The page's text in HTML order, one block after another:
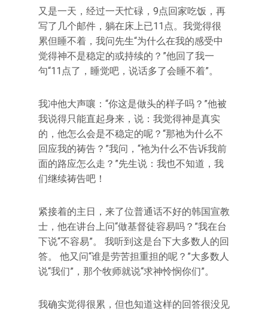
又是一天，经过一天忙碌，9点回家吃饭，再
写了几个邮件，躺在床上已11点。我觉得很
累但睡不着，我问先生“为什么在我的感受中
觉得神不是稳定的或持续的？”他回了我一
句“11点了，睡觉吧，说话多了会睡不着”。
我冲他大声嚷：“你这是做头的样子吗？”他被
我说得只能直起身来，说：我觉得神是真实
的，他怎么会是不稳定的呢？“那祂为什么不
回应我的祷告？”我问，“祂为什么不告诉我前
面的路应怎么走？”先生说：我也不知道，我
们继续祷告吧！
紧接着的主日，来了位普通话不好的韩国宣教
士，他在讲台上问“做基督徒容易吗？”我在台
下说“不容易”。 我听到这是台下大多数人的回
答。 他又问“谁是劳苦担重担的呢？”大多数人
说“我们”，那个牧师就说“求神怜悯你们”。
我确实觉得很累，但也知道这样的回答很没见